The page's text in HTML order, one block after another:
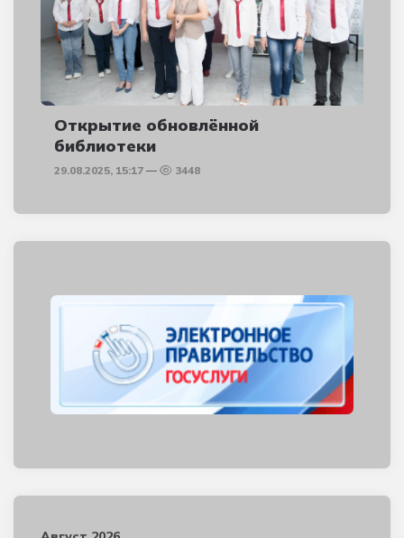
Открытие обновлённой
библиотеки
29.08.2025, 15:17 3448